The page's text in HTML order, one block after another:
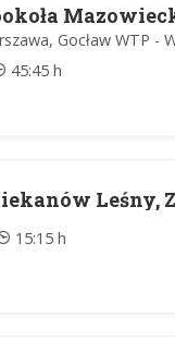
Gocław WTP -
45:45 h
Leśny,
15:15 h